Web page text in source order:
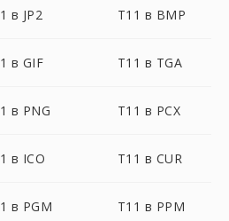
в JP2 T11 в BMP
в GIF T11 в TGA
в PNG T11 в PCX
в ICO T11 в CUR
в PGM T11 в PPM